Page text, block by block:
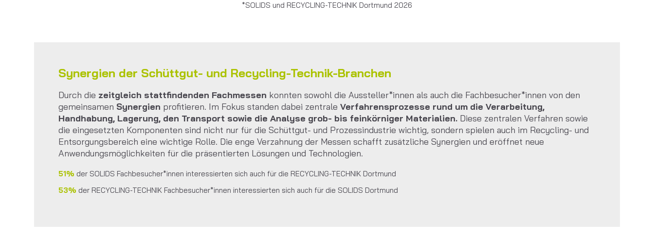
*SOLIDS und RECYCLING-TECHNIK Dortmund 2026
Synergien der Schüttgut- und Recycling-Technik-Branchen
Durch die zeitgleich stattfindenden Fachmessen konnten sowohl die Aussteller*innen als auch die Fachbesucher*innen von den
gemeinsamen Synergien profitieren. Im Fokus standen dabei zentrale Verfahrensprozesse rund um die Verarbeitung,
Handhabung, Lagerung, den Transport sowie die Analyse grob- bis feinkörniger Materialien. Diese zentralen Verfahren sowie
die eingesetzten Komponenten sind nicht nur für die Schüttgut- und Prozessindustrie wichtig, sondern spielen auch im Recycling- und
Entsorgungsbereich eine wichtige Rolle. Die enge Verzahnung der Messen schafft zusätzliche Synergien und eröffnet neue
Anwendungsmöglichkeiten für die präsentierten Lösungen und Technologien.
51% der SOLIDS Fachbesucher*innen interessierten sich auch für die RECYCLING-TECHNIK Dortmund
53% der RECYCLING-TECHNIK Fachbesucher*innen interessierten sich auch für die SOLIDS Dortmund